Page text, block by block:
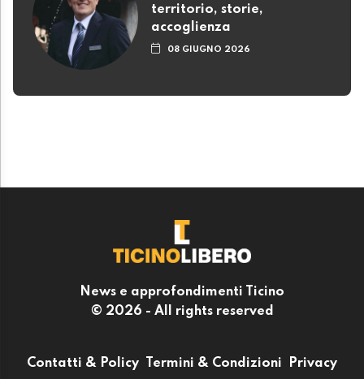
territorio, storie,
accoglienza
08 GIUGNO 2026
News e approfondimenti Ticino
© 2026 - All rights reserved
Contatti & Policy Termini & Condizioni Privacy